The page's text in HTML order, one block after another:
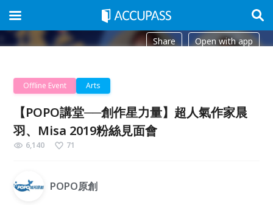
Share Open with app
Offline Event Arts
【POPO講堂──創作星力量】超人氣作家晨
羽、Misa 2019粉絲見面會
6,140 71
POPO原創